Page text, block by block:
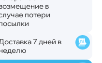
в
потери
7 дней в